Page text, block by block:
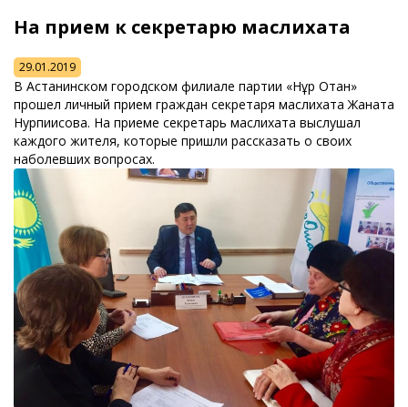
На прием к секретарю маслихата
29.01.2019
В Астанинском городском филиале партии «Нұр Отан»
прошел личный прием граждан секретаря маслихата Жаната
Нурпиисова. На приеме секретарь маслихата выслушал
каждого жителя, которые пришли рассказать о своих
наболевших вопросах.